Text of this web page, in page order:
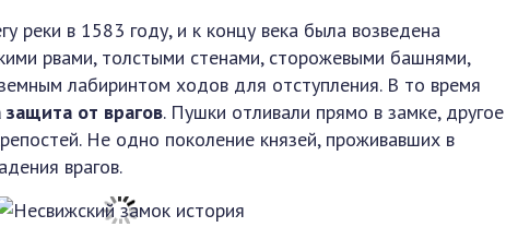
реки в 1583 году, и к концу века была возведена
рвами, толстыми стенами, сторожевыми башнями,
лабиринтом ходов для отступления. В то время
от врагов. Пушки отливали прямо в замке, другое
Не одно поколение князей, проживавших в
врагов.